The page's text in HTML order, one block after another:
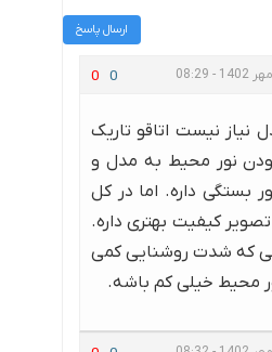
ارسال پاسخ
0 0
نیاز نیست اتاقو تاریک
نور محیط به مدل و
بستگی داره. اما در کل
تصویر کیفیت بهتری داره.
که شدت روشنایی کمی
محیط خیلی کم باشه.